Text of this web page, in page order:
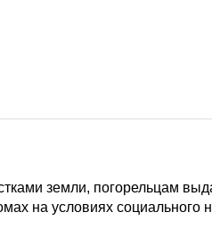
земли, погорельцам
на условиях социального